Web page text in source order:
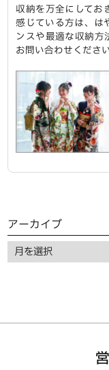
アーカイブ
収納を万全にしてお
感じている方は、は
ンスや最適な収納方
お問い合わせください